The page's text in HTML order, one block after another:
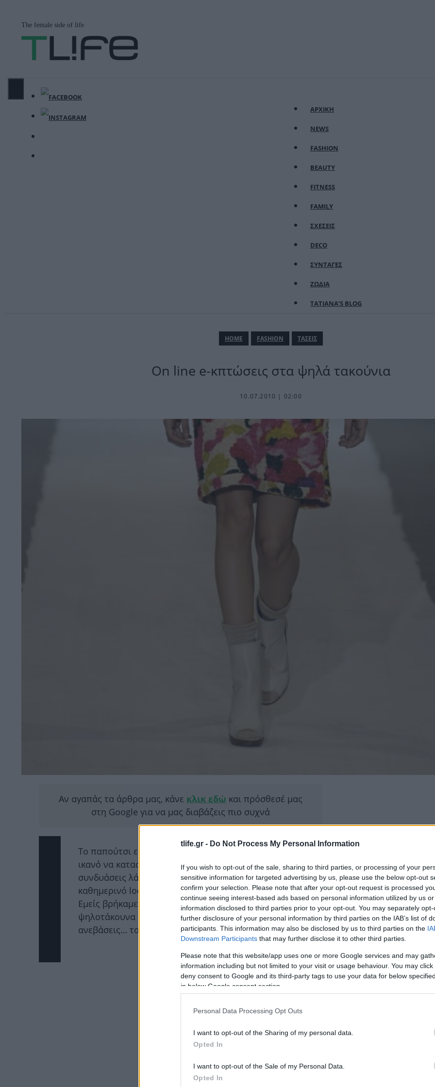
tlife.gr - Do Not Process My Personal Information
If you wish to opt-out of the sale, sharing to third parties, or processing of your
sensitive information for targeted advertising by us, please use the below opt-out
confirm your selection. Please note that after your opt-out request is processed
continue seeing interest-based ads based on personal information utilized by us
information disclosed to third parties prior to your opt-out. You may separately
further disclosure of your personal information by third parties on the IAB’s list of
participants. This information may also be disclosed by us to third parties on the
Downstream Participants that may further disclose it to other third parties.
Please note that this website/app uses one or more Google services and may
information including but not limited to your visit or usage behaviour. You may
deny consent to Google and its third-party tags to use your data for below
in below Google consent section.
Personal Data Processing Opt Outs
I want to opt-out of the Sharing of my personal data.
Opted In
I want to opt-out of the Sale of my Personal Data.
Opted In
περιεχόμενο
The female side of life
ΑΡΧΙΚΗ
NEWS
FASHION
BEAUTY
FITNESS
FAMILY
ΣΧΕΣΕΙΣ
DECO
ΣΥΝΤΑΓΕΣ
ΖΩΔΙΑ
TATIANA’S BLOG
ΗΟΜΕ FASHION ΤΑΣΕΙΣ
On line e-κπτώσεις στα ψηλά τακούνια
10.07.2010 | 02:00
Αν αγαπάς τα άρθρα μας, κάνε κλικ εδώ και πρόσθεσέ μας
στη Google για να μας διαβάζεις πιο συχνά
Το παπούτσι είναι το θεμέλιο κάθε ντυσίματος. Είναι
ικανό να καταστρέψει ακόμα και το τέλειο φόρεμα αν το
συνδυάσεις λάθος αλλά και να απογειώσει ένα απλό
καθημερινό look.
Εμείς βρήκαμε και σου παρουσιάζουμε 5 καλοκαιρινά
ψηλοτάκουνα με έκπτωση από -50% έως -75% για να
ανεβάσεις… το καλοκαιρινό σου στιλ.